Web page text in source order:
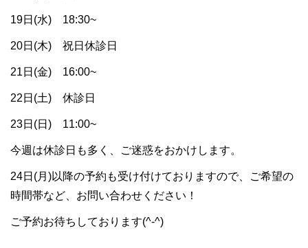
19日(水) 18:30~
20日(木) 祝日休診日
21日(金) 16:00~
22日(土) 休診日
23日(日) 11:00~
今週は休診日も多く、ご迷惑をおかけします。
24日(月)以降の予約も受け付けておりますので、ご希望の
時間帯など、お問い合わせください！
ご予約お待ちしております(^-^)